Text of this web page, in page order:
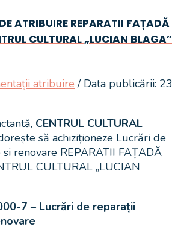
ATRIBUIRE REPARATII FAȚADĂ
CULTURAL „LUCIAN BLAGA”
atribuire / Data publicării: 23
CENTRUL CULTURAL
să achiziționeze Lucrări de
renovare REPARATII FAȚADĂ
CULTURAL „LUCIAN
7 – Lucrări de reparații